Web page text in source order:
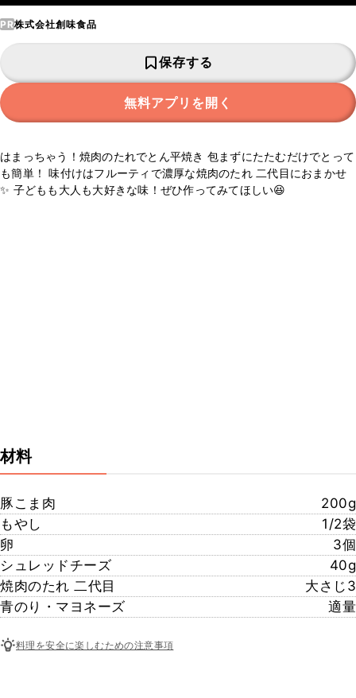
PR株式会社創味食品
保存する
無料アプリを開く
はまっちゃう！焼肉のたれでとん平焼き 包まずにたたむだけでとって
も簡単！ 味付けはフルーティで濃厚な焼肉のたれ 二代目におまかせ
✨ 子どもも大人も大好きな味！ぜひ作ってみてほしい😆
材料
豚こま肉
200g
もやし
1/2袋
卵
3個
シュレッドチーズ
40g
焼肉のたれ 二代目
大さじ3
青のり・マヨネーズ
適量
料理を安全に楽しむための注意事項